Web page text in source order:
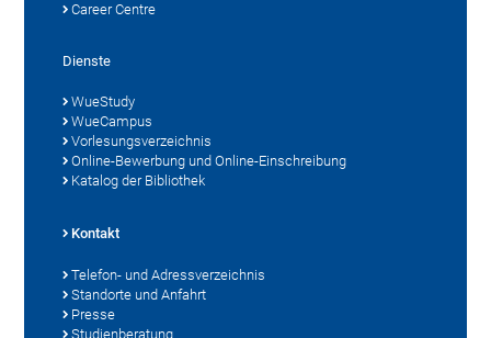
Career Centre
Dienste
WueStudy
WueCampus
Vorlesungsverzeichnis
Online-Bewerbung und Online-Einschreibung
Katalog der Bibliothek
Kontakt
Telefon- und Adressverzeichnis
Standorte und Anfahrt
Presse
Studienberatung